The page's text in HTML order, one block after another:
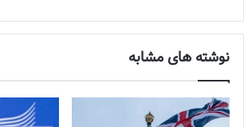
نوشته های مشابه